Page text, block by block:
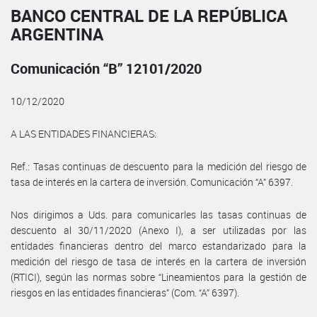
BANCO CENTRAL DE LA REPÚBLICA
ARGENTINA
Comunicación “B” 12101/2020
10/12/2020
A LAS ENTIDADES FINANCIERAS:
Ref.: Tasas continuas de descuento para la medición del riesgo de
tasa de interés en la cartera de inversión. Comunicación “A” 6397.
Nos dirigimos a Uds. para comunicarles las tasas continuas de
descuento al 30/11/2020 (Anexo I), a ser utilizadas por las
entidades financieras dentro del marco estandarizado para la
medición del riesgo de tasa de interés en la cartera de inversión
(RTICI), según las normas sobre “Lineamientos para la gestión de
riesgos en las entidades financieras” (Com. “A” 6397).